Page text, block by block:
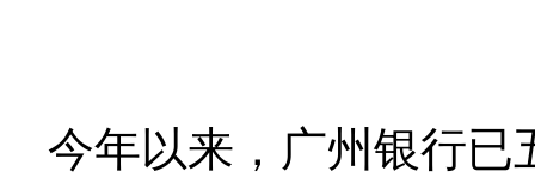
今年以来，广州银行已